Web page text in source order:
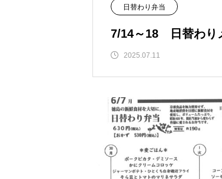
日替わり弁当
7/14～18 日替わり
2025.07.11